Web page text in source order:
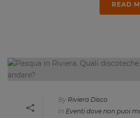
READ
By Riviera Disco
In Eventi dove non puoi